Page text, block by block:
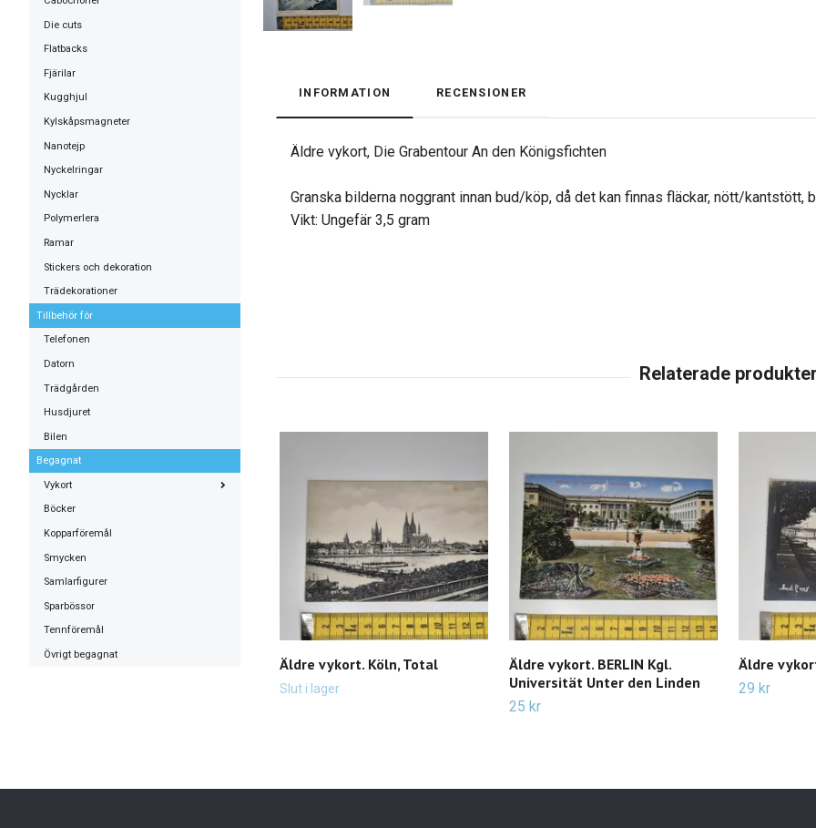
Die cuts
Flatbacks
Fjärilar
Kugghjul
Kylskåpsmagneter
Nanotejp
Nyckelringar
Nycklar
Polymerlera
Ramar
Stickers och dekoration
Trädekorationer
Tillbehör för
Telefonen
Datorn
Trädgården
Husdjuret
Bilen
Begagnat
Vykort
Böcker
Kopparföremål
Smycken
Samlarfigurer
Sparbössor
Tennföremål
Övrigt begagnat
INFORMATION RECENSIONER
Äldre vykort, Die Grabentour An den Königsfichten
Granska bilderna noggrant innan bud/köp, då det kan finnas fläckar, nött/kantstött,
Vikt: Ungefär 3,5 gram
Äldre vykort. Köln, Total
Slut i lager
Äldre vykort. BERLIN Kgl.
Universität Unter den Linden
25 kr
Äldre
29 kr